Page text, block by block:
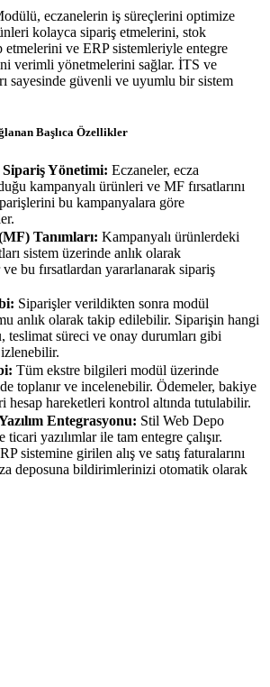
eczanelerin iş süreçlerini optimize
kolayca sipariş etmelerini, stok
etmelerini ve ERP sistemleriyle entegre
verimli yönetmelerini sağlar. İTS ve
sayesinde güvenli ve uyumlu bir sistem
Başlıca Özellikler
Sipariş Yönetimi: Eczaneler, ecza
kampanyalı ürünleri ve MF fırsatlarını
bu kampanyalara göre
Tanımları: Kampanyalı ürünlerdeki
sistem üzerinde anlık olarak
bu fırsatlardan yararlanarak sipariş
Siparişler verildikten sonra modül
anlık olarak takip edilebilir. Siparişin hangi
teslimat süreci ve onay durumları gibi
Tüm ekstre bilgileri modül üzerinde
toplanır ve incelenebilir. Ödemeler, bakiye
hesap hareketleri kontrol altında tutulabilir.
Entegrasyonu: Stil Web Depo
yazılımlar ile tam entegre çalışır.
sistemine girilen alış ve satış faturalarını
deposuna bildirimlerinizi otomatik olarak